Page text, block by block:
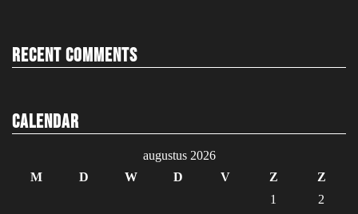
Recent Comments
Calendar
augustus 2026
M
D W D V Z
Z
1
2